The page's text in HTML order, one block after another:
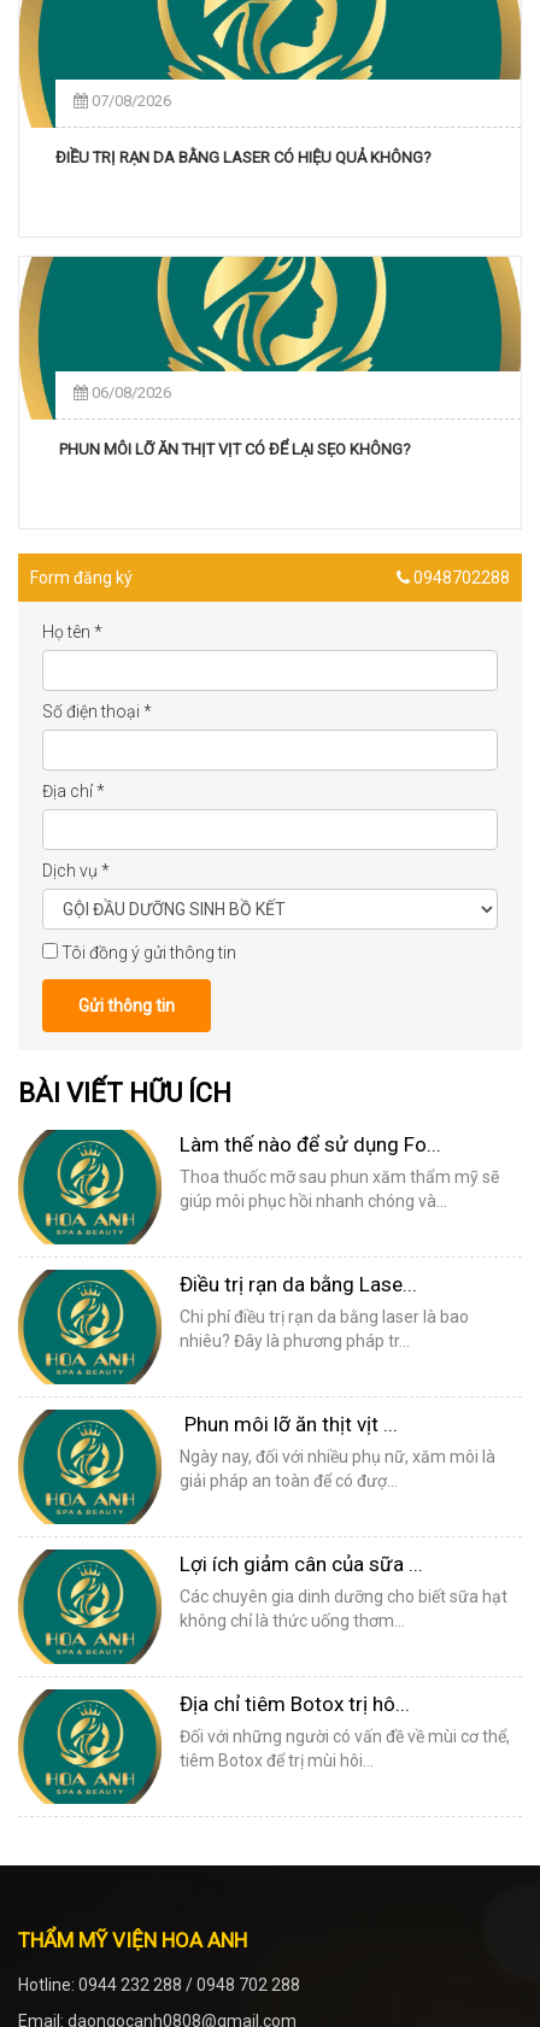
07/08/2026
ĐIỀU TRỊ RẠN DA BẰNG LASER CÓ HIỆU QUẢ KHÔNG?
06/08/2026
PHUN MÔI LỠ ĂN THỊT VỊT CÓ ĐỂ LẠI SẸO KHÔNG?
Form đăng ký 0948702288
Họ tên *
Số điện thoại *
Địa chỉ*
Dịch vụ *
Tôi đồng ý gửi thông tin
Gửi thông tin
BÀI VIẾT HỮU ÍCH
Làm thế nào để sử dụng Fo...
Thoa thuốc mỡ sau phun xăm thẩm mỹ sẽ
giúp môi phục hồi nhanh chóng và...
Điều trị rạn da bằng Lase...
Chi phí điều trị rạn da bằng laser là bao
nhiêu? Đây là phương pháp tr...
Phun môi lỡ ăn thịt vịt ...
Ngày nay, đối với nhiều phụ nữ, xăm môi là
giải pháp an toàn để có đượ...
Lợi ích giảm cân của sữa ...
Các chuyên gia dinh dưỡng cho biết sữa hạt
không chỉ là thức uống thơm...
Địa chỉ tiêm Botox trị hô...
Đối với những người có vấn đề về mùi cơ thể,
tiêm Botox để trị mùi hôi...
THẨM MỸ VIỆN HOA ANH
Hotline: 0944 232 288 / 0948 702 288
Email: daongocanh0808@gmail.com